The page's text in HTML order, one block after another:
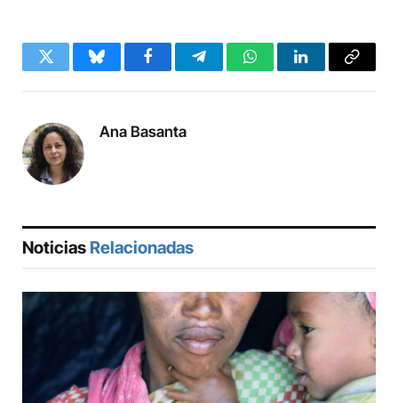
Twitter BlueskyFacebookTelegramWhatsAppLinkedInCopy
Ana Basanta
Noticias Relacionadas